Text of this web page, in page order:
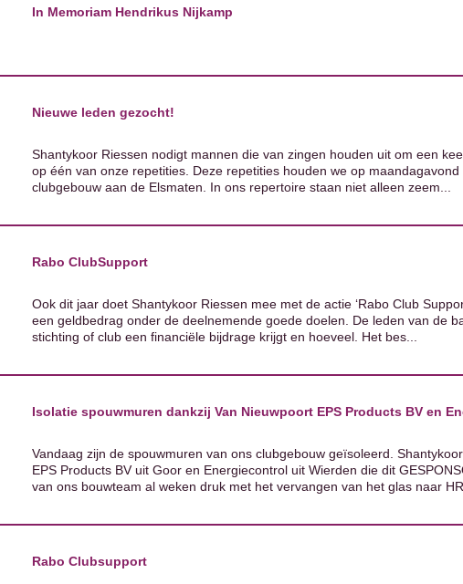
In Memoriam Hendrikus Nijkamp
Nieuwe leden gezocht!
Shantykoor Riessen nodigt mannen die van zingen houden uit om een
op één van onze repetities. Deze repetities houden we op
clubgebouw aan de Elsmaten. In ons repertoire staan niet alleen zeem...
Rabo ClubSupport
Ook dit jaar doet Shantykoor Riessen mee met de actie ‘Rabo Club
een geldbedrag onder de deelnemende goede doelen. De leden van de
stichting of club een financiële bijdrage krijgt en hoeveel. Het bes...
Isolatie spouwmuren dankzij Van Nieuwpoort EPS Products BV en
Vandaag zijn de spouwmuren van ons clubgebouw geïsoleerd.
EPS Products BV uit Goor en Energiecontrol uit Wierden die dit
van ons bouwteam al weken druk met het vervangen van het glas naar
Rabo Clubsupport